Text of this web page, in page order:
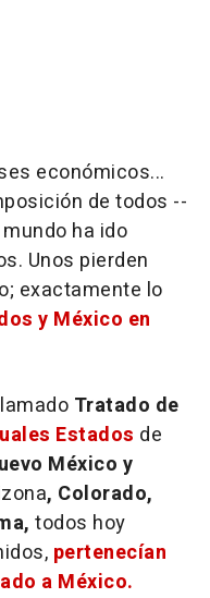
económicos...
de todos --
ha ido
Unos pierden
exactamente lo
y México en
Tratado de
Estados de
México y
, Colorado,
todos hoy
pertenecían
a México.